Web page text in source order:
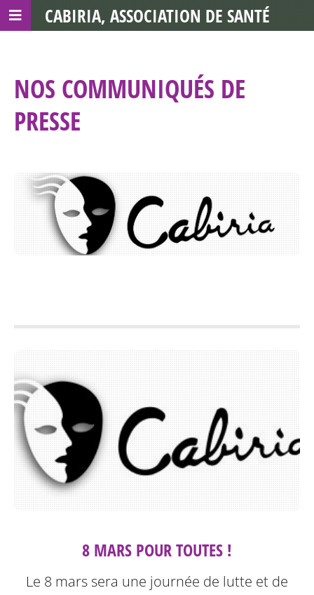
NOS COMMUNIQUÉS DE
PRESSE
8 MARS POUR TOUTES !
Le 8 mars sera une journée de lutte et de
CABIRIA, ASSOCIATION DE SANTÉ